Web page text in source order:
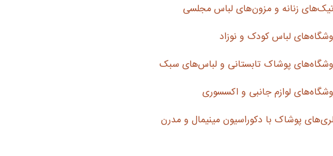
زنانه و مزون‌های لباس مجلسی
لباس کودک و نوزاد
پوشاک تابستانی و لباس‌های سبک
لوازم جانبی و اکسسوری
پوشاک با دکوراسیون مینیمال و مدرن